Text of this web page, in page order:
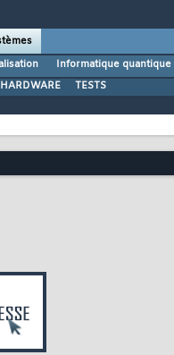
Informatique quantique
TESTS